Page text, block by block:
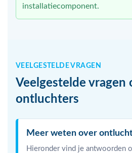
installatiecomponent.
VEELGESTELDE VRAGEN
Veelgestelde vragen
ontluchters
Meer weten over
Hieronder vind je antwoorden